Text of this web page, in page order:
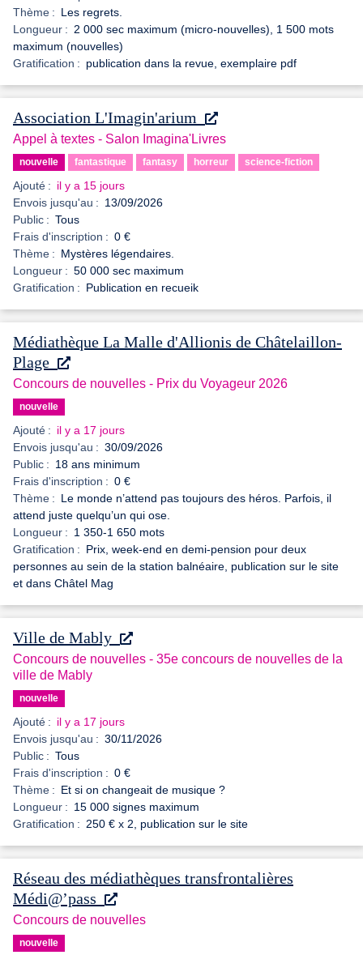
Thème : Les regrets.
Longueur : 2 000 sec maximum (micro-nouvelles), 1 500 mots
maximum (nouvelles)
Gratification : publication dans la revue, exemplaire pdf
Association L'Imagin'arium
Appel à textes - Salon Imagina'Livres
nouvelle fantastique fantasy horreur science-fiction
Ajouté : il y a 15 jours
Envois jusqu'au : 13/09/2026
Public : Tous
Frais d'inscription : 0 €
Thème : Mystères légendaires.
Longueur : 50 000 sec maximum
Gratification : Publication en recueik
Médiathèque La Malle d'Allionis de Châtelaillon-
Plage
Concours de nouvelles - Prix du Voyageur 2026
nouvelle
Ajouté : il y a 17 jours
Envois jusqu'au : 30/09/2026
Public : 18 ans minimum
Frais d'inscription : 0 €
Thème : Le monde n’attend pas toujours des héros. Parfois, il
attend juste quelqu’un qui ose.
Longueur : 1 350-1 650 mots
Gratification : Prix, week-end en demi-pension pour deux
personnes au sein de la station balnéaire, publication sur le site
et dans Châtel Mag
Ville de Mably
Concours de nouvelles - 35e concours de nouvelles de la
ville de Mably
nouvelle
Ajouté : il y a 17 jours
Envois jusqu'au : 30/11/2026
Public : Tous
Frais d'inscription : 0 €
Thème : Et si on changeait de musique ?
Longueur : 15 000 signes maximum
Gratification : 250 € x 2, publication sur le site
Réseau des médiathèques transfrontalières
Médi@’pass
Concours de nouvelles
nouvelle